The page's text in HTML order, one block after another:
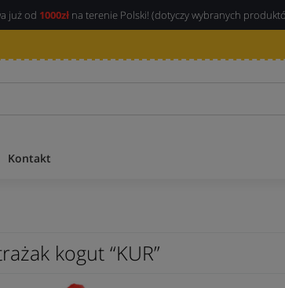
już od 1000zł na terenie Polski! (dotyczy wybranych
Kontakt
kogut “KUR”